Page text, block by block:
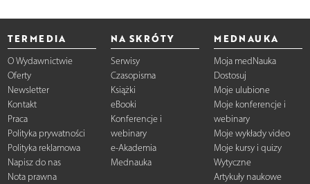
TERMEDIA
O Wydawnictwie
Oferty
Newsletter
Kontakt
Praca
Polityka prywatności
Polityka reklamowa
Napisz do nas
Nota prawna
NA SKRÓTY
Serwisy
Czasopisma
Książki
eBooki
Konferencje i
webinary
e-Akademia
Mednauka
MEDNAUKA
Moja medNauka
Dostosuj
Moje ulubione
Moje konferencje i
webinary
Moje wykłady video
Moje kursy i quizy
Wytyczne
Artykuły naukowe